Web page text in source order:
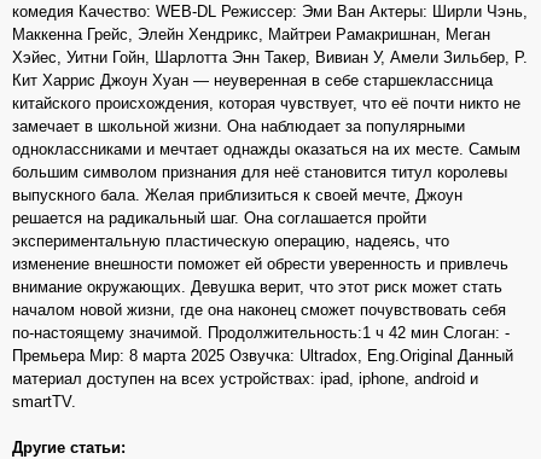
комедия Качество: WEB-DL Режиссер: Эми Ван Актеры: Ширли Чэнь,
Маккенна Грейс, Элейн Хендрикс, Майтреи Рамакришнан, Меган
Хэйес, Уитни Гойн, Шарлотта Энн Такер, Вивиан У, Амели Зильбер, Р.
Кит Харрис Джоун Хуан — неуверенная в себе старшеклассница
китайского происхождения, которая чувствует, что её почти никто не
замечает в школьной жизни. Она наблюдает за популярными
одноклассниками и мечтает однажды оказаться на их месте. Самым
большим символом признания для неё становится титул королевы
выпускного бала. Желая приблизиться к своей мечте, Джоун
решается на радикальный шаг. Она соглашается пройти
экспериментальную пластическую операцию, надеясь, что
изменение внешности поможет ей обрести уверенность и привлечь
внимание окружающих. Девушка верит, что этот риск может стать
началом новой жизни, где она наконец сможет почувствовать себя
по-настоящему значимой. Продолжительность:1 ч 42 мин Слоган: -
Премьера Мир: 8 марта 2025 Озвучка: Ultradox, Eng.Original Данный
материал доступен на всех устройствах: ipad, iphone, android и
smartTV.
Другие статьи: